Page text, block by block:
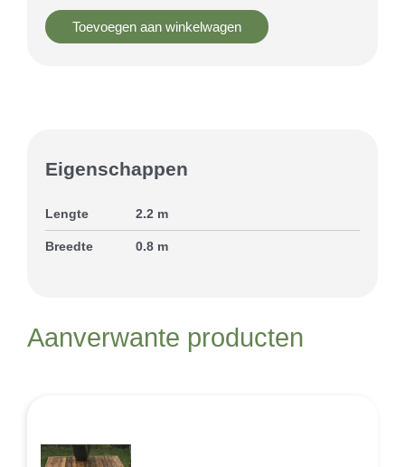
Toevoegen aan winkelwagen
Eigenschappen
Lengte 2.2 m
Breedte 0.8 m
Aanverwante producten